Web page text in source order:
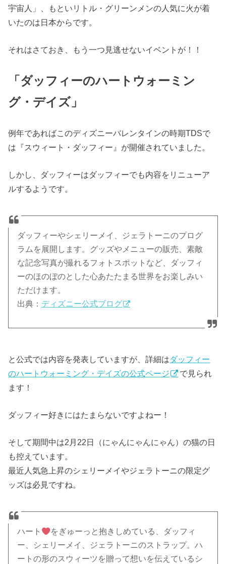
宇宙人」、もといリトル・グリーンメンの人気に火が着
いたのは日本からです。
それはさておき、もう一つ見逃せないイベントが！！
「ダッフィーのハートウォーミン
グ・デイズ」
例年であればこのディズニーバレンタインの時期TDSで
は『スウィート・ダッフィー』が開催されていました。
しかし、ダッフィーはダッフィーでも内容をリニューア
ルするようです。
ダッフィーやシェリーメイ、ジェラトーニのプログ
ラムを展開します。グッズやメニューの販売、素敵
な記念写真が撮れるフォトスポットなど、ダッフィ
ーのほのぼのとした心あたたまる世界をお楽しみい
ただけます。
出典： ディズニー公式ブログ
と公式では内容を発表していますが、詳細はダッフィー
のハートウォーミング・デイズの公式ページ
で見られ
ます！
ダッフィー好きにはたまらないですよねー！
そして期間中は2月22日（にゃんにゃんにゃん）の猫の日
も控えています。
最近人気急上昇のシェリーメイやジェラトーニの限定グ
ッズは必見ですね。
ハート
をぎゅーっと抱きしめている、ダッフィ
ー、シェリーメイ、ジェラトーニのストラップ。ハ
ートの形のスウィーツを贈って想いを伝えているシ